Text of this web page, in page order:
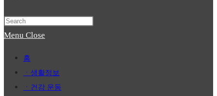
search
Menu Close
홈
ㆍ생활정보
ㆍ건강 운동